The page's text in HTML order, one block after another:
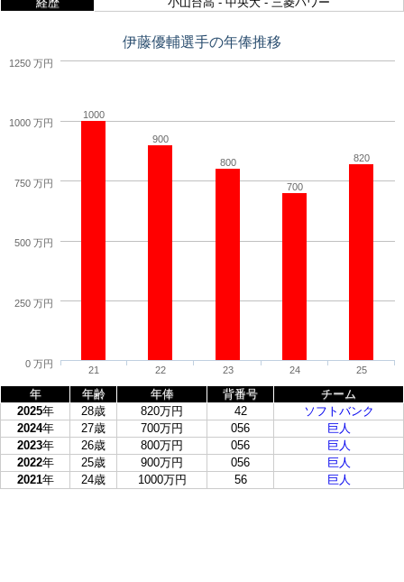
伊藤優輔選手の年俸推移
1000
900
800
700
820
21 22 23 24 25
0 万円
1000 万円
250 万円
500 万円
750 万円
1250 万円
年 年齢 年俸 背番号
チーム
2025年 28歳 820万円 42
ソフトバンク
2024年 27歳 700万円 056
巨人
2023年 26歳 800万円 056
巨人
2022年 25歳 900万円 056
巨人
2021年 24歳 1000万円 56 巨人